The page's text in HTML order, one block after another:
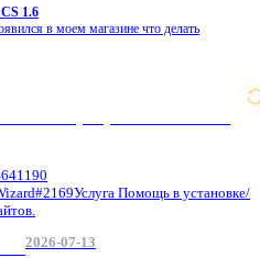
1.6
в моем магазине что делать
Помощь в установке/
2026-07-13